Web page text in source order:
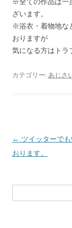
ざいます。
※浴衣・着物地な
おりますが
気になる方はトラ
カテゴリー: あじさ
投稿ナビゲーショ
← ツイッターで
おります。